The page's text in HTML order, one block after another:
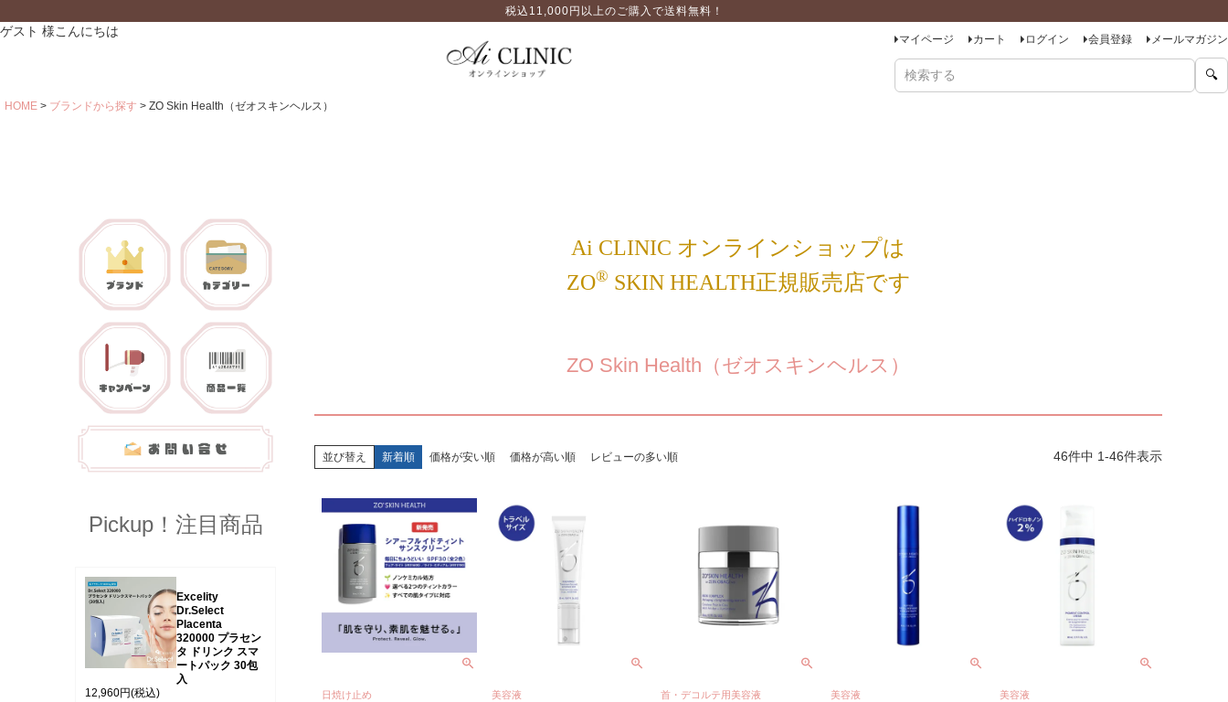
税込11,000円以上のご購入で送料無料！
ゲスト 様こんにちは
マイページ カート ログイン 会員登録 メールマガジン
商品をキーワードで検索
🔍
HOME ブランドから探す ZO Skin Health（ゼオスキンヘルス）
Pickup！注目商品
Excelity
Dr.Select
Placenta
320000 プラセン
タ ドリンク スマ
ートパック 30包
入
12,960円(税込)
Ai CLINIC オンラインショップは
ZO® SKIN HEALTH正規販売店です
ZO Skin Health（ゼオスキンヘルス）
並び替え 新着順 価格が安い順 価格が高い順 レビューの多い順 46件中 1-46件表示
日焼け止め 美容液 首・デコルテ用美容液 美容液 美容液